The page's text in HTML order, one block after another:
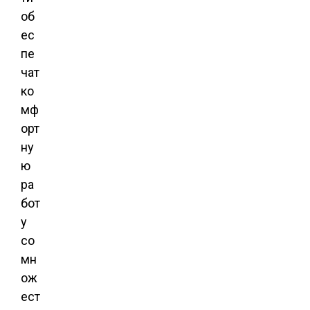
об
ес
пе
чат
ко
мф
орт
ну
ю
ра
бот
у
со
мн
ож
ест